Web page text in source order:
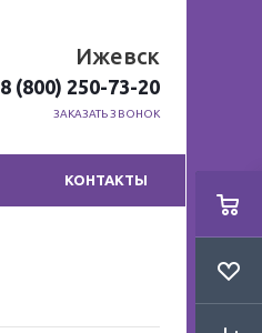
Ижевск
8 (800) 250-73-20
ЗАКАЗАТЬ ЗВОНОК
КОНТАКТЫ